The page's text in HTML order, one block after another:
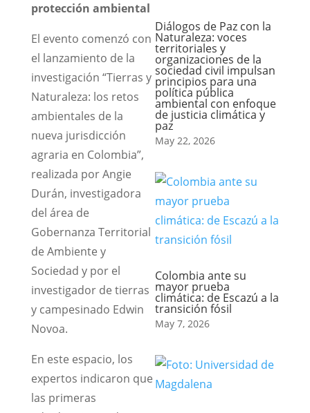
protección ambiental
El evento comenzó con
el lanzamiento de la
investigación “Tierras y
Naturaleza: los retos
ambientales de la
nueva jurisdicción
agraria en Colombia”,
realizada por Angie
Durán, investigadora
del área de
Gobernanza Territorial
de Ambiente y
Sociedad y por el
investigador de tierras
y campesinado Edwin
Novoa.
En este espacio, los
expertos indicaron que
las primeras
Diálogos de Paz con la
Naturaleza: voces
territoriales y
organizaciones de la
sociedad civil impulsan
principios para una
política pública
ambiental con enfoque
de justicia climática y
paz
May 22, 2026
Colombia ante su
mayor prueba
climática: de Escazú a la
transición fósil
May 7, 2026